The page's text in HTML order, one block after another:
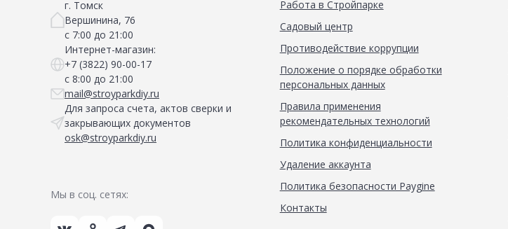
Товары для дома, подарки, бытовая химия
Кухни, мойки, смесители, бытовая техника
Туризм и отдых
Автотовары
Сад и огород
г. Томск
Вершинина, 76
с 7:00 до 21:00
Интернет-магазин:
+7 (3822) 90-00-17
с 8:00 до 21:00
mail@stroyparkdiy.ru
Для запроса счета, актов сверки и
закрывающих документов
osk@stroyparkdiy.ru
Мы в соц. сетях:
Работа в Стройпарке
Садовый центр
Противодействие коррупции
Положение о порядке обработки
персональных данных
Правила применения
рекомендательных технологий
Политика конфиденциальности
Удаление аккаунта
Политика безопасности Paygine
Контакты